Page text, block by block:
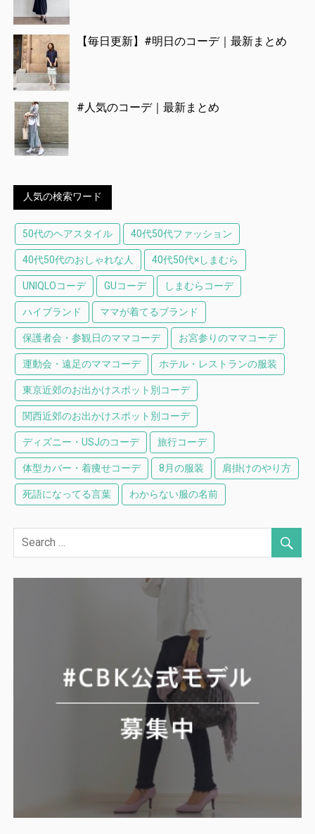
【毎日更新】#明日のコーデ｜最新まとめ
#人気のコーデ｜最新まとめ
人気の検索ワード
50代のヘアスタイル 40代50代ファッション
40代50代のおしゃれな人 40代50代×しまむら
UNIQLOコーデ GUコーデ しまむらコーデ
ハイブランド ママが着てるブランド
保護者会・参観日のママコーデ お宮参りのママコーデ
運動会・遠足のママコーデ ホテル・レストランの服装
東京近郊のお出かけスポット別コーデ
関西近郊のお出かけスポット別コーデ
ディズニー・USJのコーデ 旅行コーデ
体型カバー・着痩せコーデ 8月の服装 肩掛けのやり方
死語になってる言葉 わからない服の名前